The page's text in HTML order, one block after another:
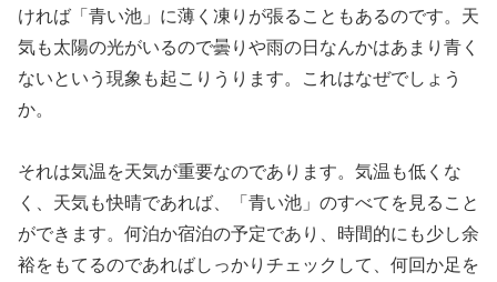
ければ「青い池」に薄く凍りが張ることもあるのです。天
気も太陽の光がいるので曇りや雨の日なんかはあまり青く
ないという現象も起こりうります。これはなぜでしょう
か。
それは気温を天気が重要なのであります。気温も低くな
く、天気も快晴であれば、「青い池」のすべてを見ること
ができます。何泊か宿泊の予定であり、時間的にも少し余
裕をもてるのであればしっかりチェックして、何回か足を